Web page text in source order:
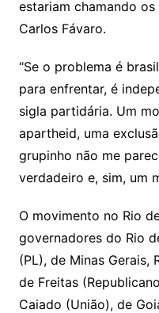
estariam chamando
Carlos Fávaro.
“Se o problema é
para enfrentar, é
sigla partidária. Um
apartheid, uma
grupinho não me
verdadeiro e, sim, um
O movimento no Rio
governadores do Rio
(PL), de Minas Gerais,
de Freitas
Caiado (União), de